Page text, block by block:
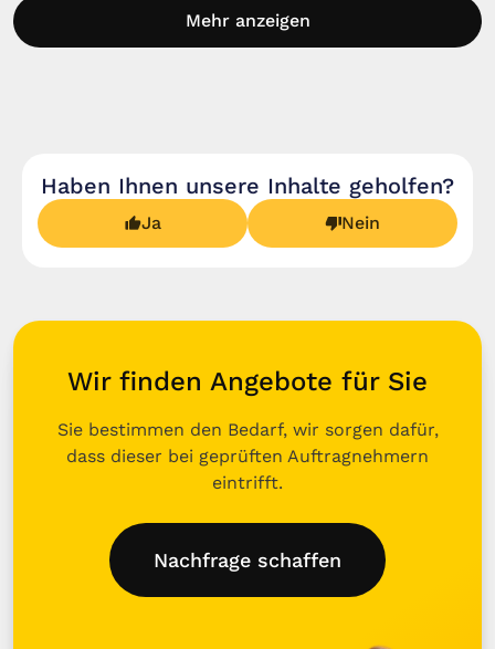
Mehr anzeigen
Haben Ihnen unsere Inhalte geholfen?
Ja Nein
Wir finden Angebote für Sie
Sie bestimmen den Bedarf, wir sorgen dafür,
dass dieser bei geprüften Auftragnehmern
eintrifft.
Nachfrage schaffen